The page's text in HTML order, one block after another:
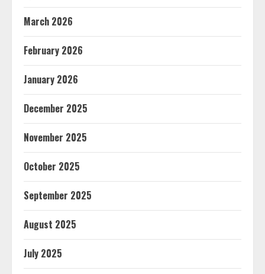
March 2026
February 2026
January 2026
December 2025
November 2025
October 2025
September 2025
August 2025
July 2025